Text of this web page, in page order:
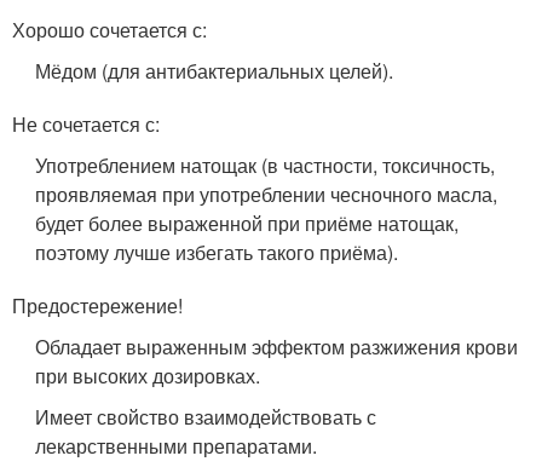
Хорошо сочетается с:
Мёдом (для антибактериальных целей).
Не сочетается с:
Употреблением натощак (в частности, токсичность,
проявляемая при употреблении чесночного масла,
будет более выраженной при приёме натощак,
поэтому лучше избегать такого приёма).
Предостережение!
Обладает выраженным эффектом разжижения крови
при высоких дозировках.
Имеет свойство взаимодействовать с
лекарственными препаратами.